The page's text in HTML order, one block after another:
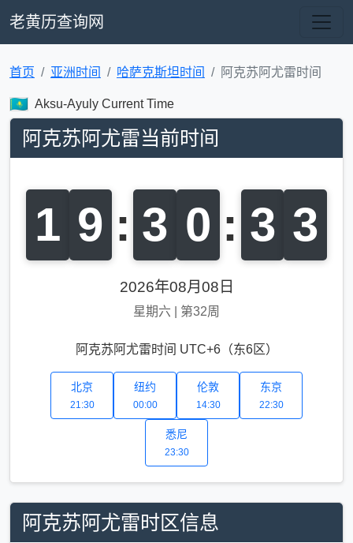
老黄历查询网
首页 亚洲时间 哈萨克斯坦时间 阿克苏阿尤雷时间
Aksu-Ayuly Current Time
阿克苏阿尤雷当前时间
1 9 : 3 0 : 3 3
2026年08月08日
星期六 第32周
阿克苏阿尤雷时间 UTC+6（东6区）
北京
21:30
纽约
00:00
伦敦
14:30
东京
22:30
悉尼
23:30
阿克苏阿尤雷时区信息